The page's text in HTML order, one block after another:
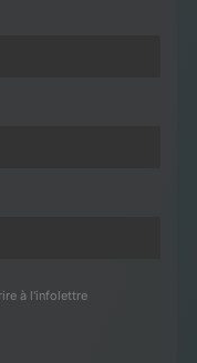
à l'infolettre